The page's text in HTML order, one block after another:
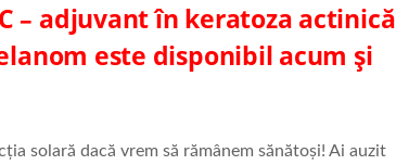
– adjuvant în keratoza actinică
este disponibil acum și
solară dacă vrem să rămânem sănătoși! Ai auzit